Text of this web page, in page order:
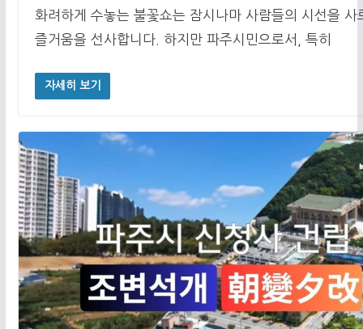
화려하게 수놓는 불꽃쇼는 잠시나마 사람들의 시선을 사
즐거움을 선사합니다. 하지만 파주시민으로서, 특히
자세히 보기